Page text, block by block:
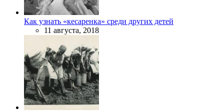
Как узнать «кесаренка» среди других детей
11 августа, 2018